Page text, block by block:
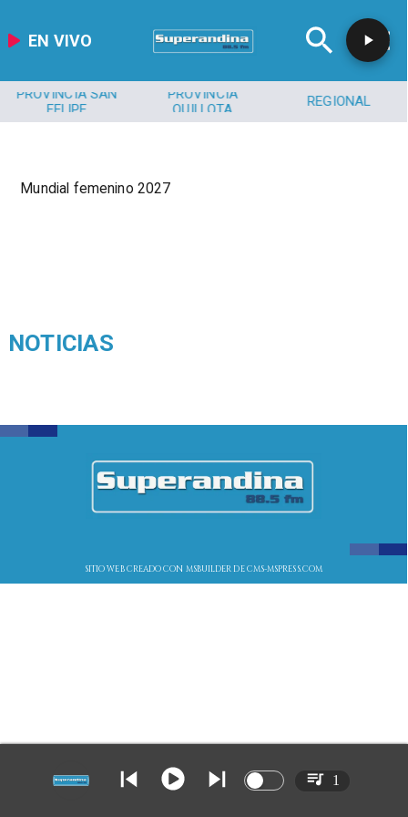
EN VIVO
PROVINCIA SAN
FELIPE
PROVINCIA
QUILLOTA
REGIONAL
Mundial femenino 2027
NOTICIAS
SITIO WEB CREADO CON MSBUILDER DE CMS-MSPRESS.COM
1